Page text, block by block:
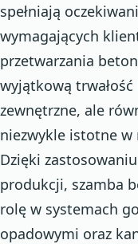
spełniają
wymagających
przetwarzania
wyjątkową
zewnętrzne, ale
niezwykle istotne
Dzięki
produkcji, szamba
rolę w systemach
opadowymi oraz